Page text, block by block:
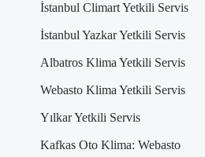
İstanbul Climart Yetkili Servis
İstanbul Yazkar Yetkili Servis
Albatros Klima Yetkili Servis
Webasto Klima Yetkili Servis
Yılkar Yetkili Servis
Kafkas Oto Klima: Webasto